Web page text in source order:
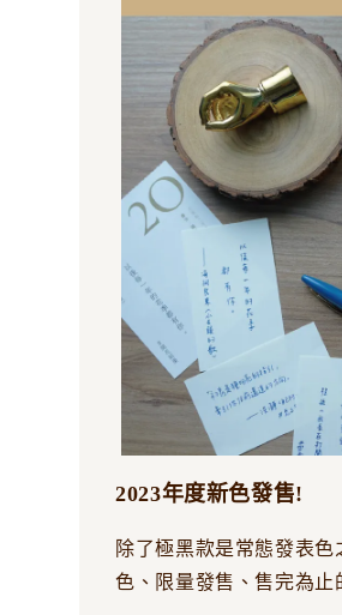
2023年度新色發售!
除了極黑款是常態發表
色、限量發售、售完為止